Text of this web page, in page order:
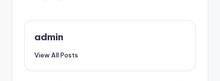
admin
View All Posts